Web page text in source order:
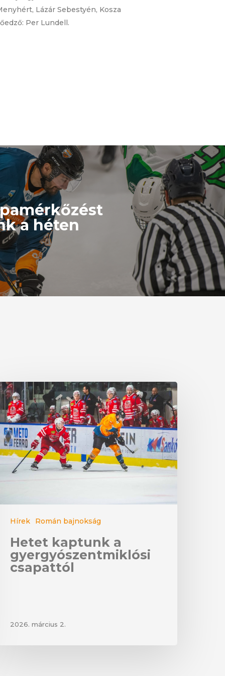
Lázár Sebestyén, Kosza
Per Lundell.
a héten
Hírek Román bajnokság
Hetet kaptunk a
gyergyószentmiklósi
csapattól
2026. március 2.